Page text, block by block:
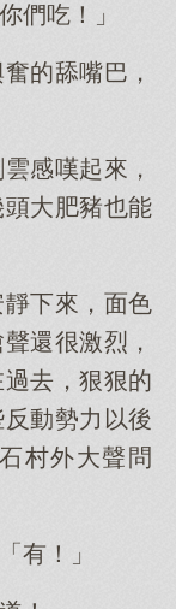
們吃！」
的舔嘴巴，
感嘆起來，
大肥豬也能
下來，面色
還很激烈，
去，狠狠的
動勢力以後
村外大聲問
有！」